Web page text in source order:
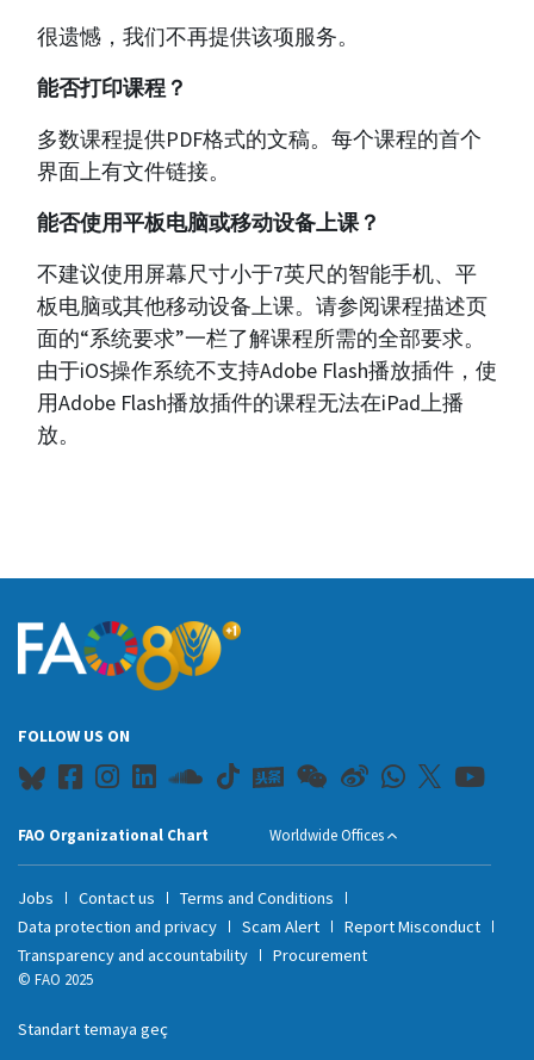
很遗憾，我们不再提供该项服务。
能否打印课程？
多数课程提供PDF格式的文稿。每个课程的首个
界面上有文件链接。
能否使用平板电脑或移动设备上课？
不建议使用屏幕尺寸小于7英尺的智能手机、平
板电脑或其他移动设备上课。请参阅课程描述页
面的“系统要求”一栏了解课程所需的全部要求。
由于iOS操作系统不支持Adobe Flash播放插件，使
用Adobe Flash播放插件的课程无法在iPad上播
放。
FOLLOW US ON
FAO Organizational Chart Worldwide Offices
Jobs Contact us
Terms and Conditions
Data protection and privacy
Scam Alert
Report Misconduct
Transparency and accountability
Procurement
© FAO 2025
Standart temaya geç